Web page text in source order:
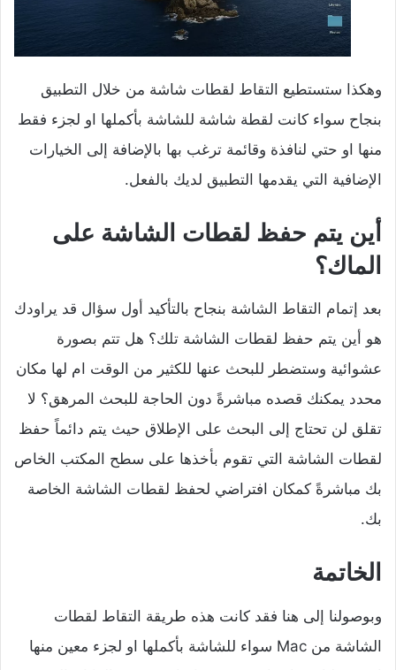
وهكذا ستستطيع التقاط لقطات شاشة من خلال التطبيق
بنجاح سواء كانت لقطة شاشة للشاشة بأكملها او لجزء فقط
منها او حتي لنافذة وقائمة ترغب بها بالإضافة إلى الخيارات
الإضافية التي يقدمها التطبيق لديك بالفعل.
أين يتم حفظ لقطات الشاشة على
الماك؟
بعد إتمام التقاط الشاشة بنجاح بالتأكيد أول سؤال قد يراودك
هو أين يتم حفظ لقطات الشاشة تلك؟ هل تتم بصورة
عشوائية وستضطر للبحث عنها للكثير من الوقت ام لها مكان
محدد يمكنك قصده مباشرةً دون الحاجة للبحث المرهق؟ لا
تقلق لن تحتاج إلى البحث على الإطلاق حيث يتم دائماً حفظ
لقطات الشاشة التي تقوم بأخذها على سطح المكتب الخاص
بك مباشرةً كمكان افتراضي لحفظ لقطات الشاشة الخاصة
بك.
الخاتمة
وبوصولنا إلى هنا فقد كانت هذه طريقة التقاط لقطات
الشاشة من Mac سواء للشاشة بأكملها او لجزء معين منها